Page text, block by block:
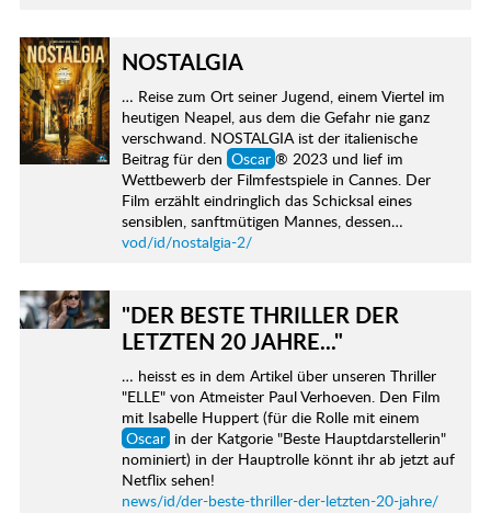
NOSTALGIA
… Reise zum Ort seiner Jugend, einem Viertel im
heutigen Neapel, aus dem die Gefahr nie ganz
verschwand. NOSTALGIA ist der italienische
Beitrag für den Oscar ® 2023 und lief im
Wettbewerb der Filmfestspiele in Cannes. Der
Film erzählt eindringlich das Schicksal eines
sensiblen, sanftmütigen Mannes, dessen…
vod/id/nostalgia-2/
"DER BESTE THRILLER DER
LETZTEN 20 JAHRE..."
… heisst es in dem Artikel über unseren Thriller
"ELLE" von Atmeister Paul Verhoeven. Den Film
mit Isabelle Huppert (für die Rolle mit einem
Oscar in der Katgorie "Beste Hauptdarstellerin"
nominiert) in der Hauptrolle könnt ihr ab jetzt auf
Netflix sehen!
news/id/der-beste-thriller-der-letzten-20-jahre/